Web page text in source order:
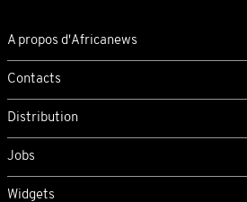
A propos d'Africanews
Contacts
Distribution
Jobs
Widgets